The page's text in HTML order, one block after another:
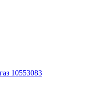
10553083